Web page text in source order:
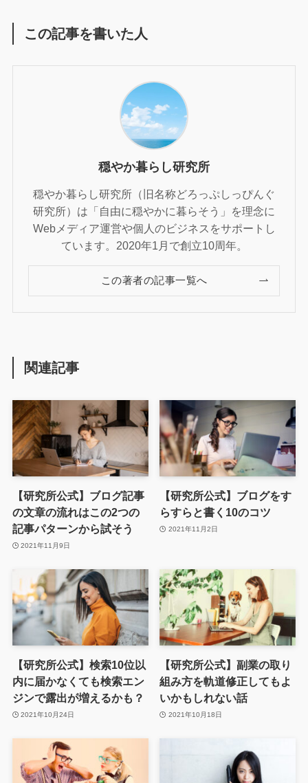
この記事を書いた人
穏やか暮らし研究所
穏やか暮らし研究所（旧名称どろっぷしっぴんぐ
研究所）は「自由に穏やかに暮らそう」を理念に
Webメディア運営や個人のビジネスをサポートし
ています。2020年1月で創立10周年。
この著者の記事一覧へ
関連記事
【研究所公式】ブログ記事
の文章の流れはこの2つの
記事パターンから試そう
2021年11月9日
【研究所公式】ブログをす
らすらと書く10のコツ
2021年11月2日
【研究所公式】検索10位以
内に届かなくても検索エン
ジンで露出が増えるかも？
2021年10月24日
【研究所公式】副業の取り
組み方を軌道修正してもよ
いかもしれない話
2021年10月18日